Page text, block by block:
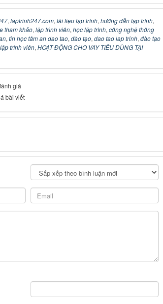
, laptrinh247.com, tài liệu lập trình, hướng dẫn lập trình,
tham khảo, lập trình viên, học lập trình, công nghệ thông
, tin học tâm an dao tao, đào tạo, dao tao lap trinh, đào tạo
trình viên, HOẠT ĐỘNG CHO VAY TIÊU DÙNG TẠI
giá
bài viết